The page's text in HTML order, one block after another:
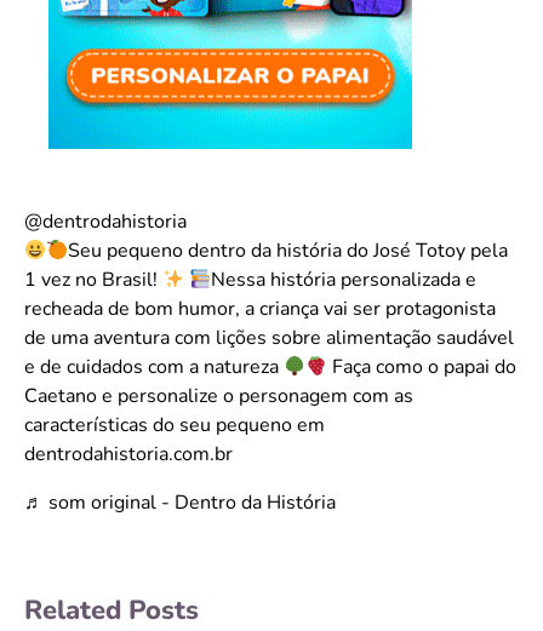
@dentrodahistoria
Seu pequeno dentro da história do José Totoy pela
1 vez no Brasil!
Nessa história personalizada e
recheada de bom humor, a criança vai ser protagonista
de uma aventura com lições sobre alimentação saudável
e de cuidados com a natureza
Faça como o papai do
Caetano e personalize o personagem com as
características do seu pequeno em
dentrodahistoria.com.br
♬ som original - Dentro da História
Related Posts